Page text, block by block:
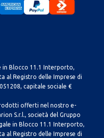
in Blocco 11.1 Interporto,
al Registro delle Imprese di
capitale sociale €
offerti nel nostro e-
S.r.l., società del Gruppo
in Blocco 11.1 Interporto,
al Registro delle Imprese di